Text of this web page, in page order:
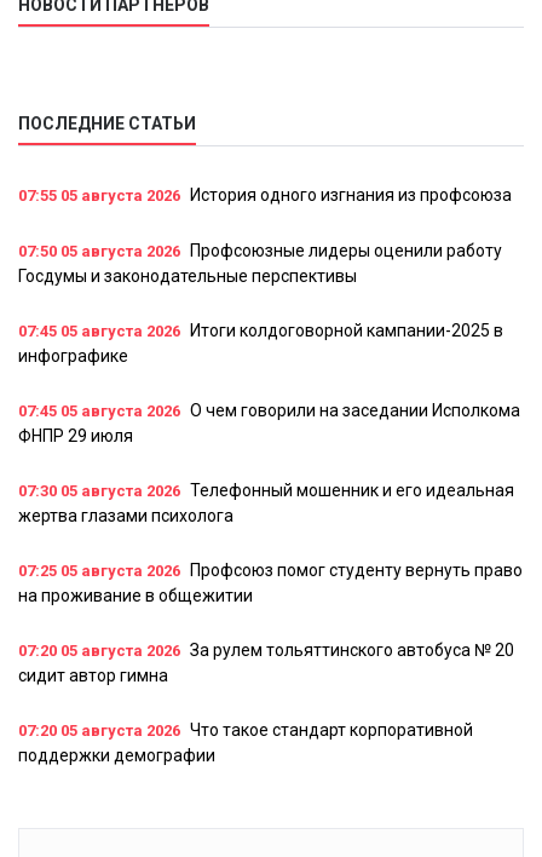
НОВОСТИ ПАРТНЕРОВ
ПОСЛЕДНИЕ СТАТЬИ
07:55 05 августа 2026 История одного изгнания из профсоюза
07:50 05 августа 2026
Профсоюзные лидеры оценили работу
Госдумы и законодательные перспективы
07:45 05 августа 2026
Итоги колдоговорной кампании-2025 в
инфографике
07:45 05 августа 2026 О чем говорили на заседании Исполкома
ФНПР 29 июля
07:30 05 августа 2026 Телефонный мошенник и его идеальная
жертва глазами психолога
07:25 05 августа 2026
Профсоюз помог студенту вернуть право
на проживание в общежитии
07:20 05 августа 2026 За рулем тольяттинского автобуса № 20
сидит автор гимна
07:20 05 августа 2026 Что такое стандарт корпоративной
поддержки демографии